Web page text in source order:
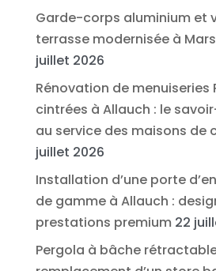
Garde-corps aluminium et
terrasse modernisée à
juillet 2026
Rénovation de menuiseries
cintrées à Allauch : le
au service des maisons de
juillet 2026
Installation d’une porte
de gamme à Allauch :
prestations premium 22
Pergola à bâche